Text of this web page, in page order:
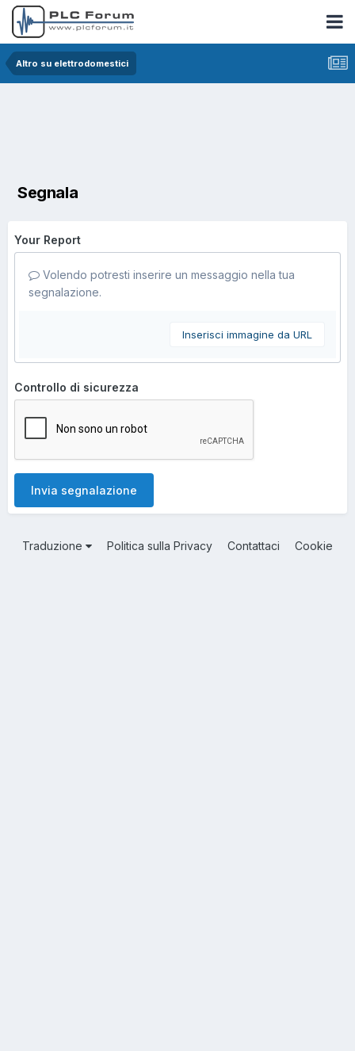
Altro su elettrodomestici
Segnala
Your Report
Volendo potresti inserire un messaggio nella tua
segnalazione.
Inserisci immagine da URL
Controllo di sicurezza
Invia segnalazione
Traduzione Politica sulla Privacy Contattaci Cookie